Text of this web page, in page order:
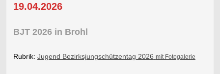
19.04.2026
BJT 2026 in Brohl
Rubrik: Jugend Bezirksjungschützentag 2026 mit Fotogalerie